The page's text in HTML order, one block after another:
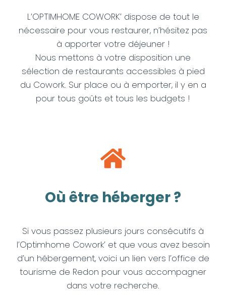
L’OPTIMHOME COWORK’ dispose de tout le
nécessaire pour vous restaurer, n’hésitez pas
à apporter votre déjeuner !
Nous mettons à votre disposition une
sélection de restaurants accessibles à pied
du Cowork. Sur place ou à emporter, il y en a
pour tous goûts et tous les budgets !
Où être héberger ?
Si vous passez plusieurs jours consécutifs à
l’Optimhome Cowork’ et que vous avez besoin
d’un hébergement, voici un lien vers l’office de
tourisme de Redon pour vous accompagner
dans votre recherche.